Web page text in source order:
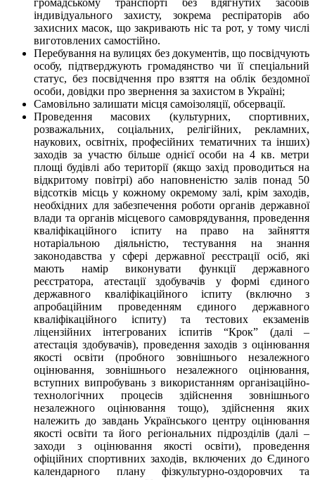
індивідуального захисту, зокрема респіраторів або
захисних масок, що закривають ніс та рот, у тому числі
виготовлених самостійно.
Перебування на вулицях без документів, що посвідчують
особу, підтверджують громадянство чи її спеціальний
статус, без посвідчення про взяття на облік бездомної
особи, довідки про звернення за захистом в Україні;
Самовільно залишати місця самоізоляції, обсервації.
Проведення масових (культурних, спортивних,
розважальних, соціальних, релігійних, рекламних,
наукових, освітніх, професійних тематичних та інших)
заходів за участю більше однієї особи на 4 кв. метри
площі будівлі або території (якщо захід проводиться на
відкритому повітрі) або наповненістю залів понад 50
відсотків місць у кожному окремому залі, крім заходів,
необхідних для забезпечення роботи органів державної
влади та органів місцевого самоврядування, проведення
кваліфікаційного іспиту на право на зайняття
нотаріальною діяльністю, тестування на знання
законодавства у сфері державної реєстрації осіб, які
мають намір виконувати функції державного
реєстратора, атестації здобувачів у формі єдиного
державного кваліфікаційного іспиту (включно з
апробаційним проведенням єдиного державного
кваліфікаційного іспиту) та тестових екзаменів
ліцензійних інтегрованих іспитів “Крок” (далі –
атестація здобувачів), проведення заходів з оцінювання
якості освіти (пробного зовнішнього незалежного
оцінювання, зовнішнього незалежного оцінювання,
вступних випробувань з використанням організаційно-
технологічних процесів здійснення зовнішнього
незалежного оцінювання тощо), здійснення яких
належить до завдань Українського центру оцінювання
якості освіти та його регіональних підрозділів (далі –
заходи з оцінювання якості освіти), проведення
офіційних спортивних заходів, включених до Єдиного
календарного плану фізкультурно-оздоровчих та